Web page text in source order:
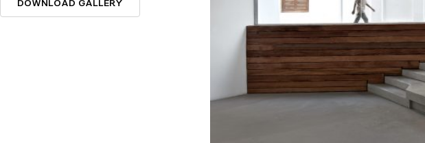
DOWNLOAD GALLERY